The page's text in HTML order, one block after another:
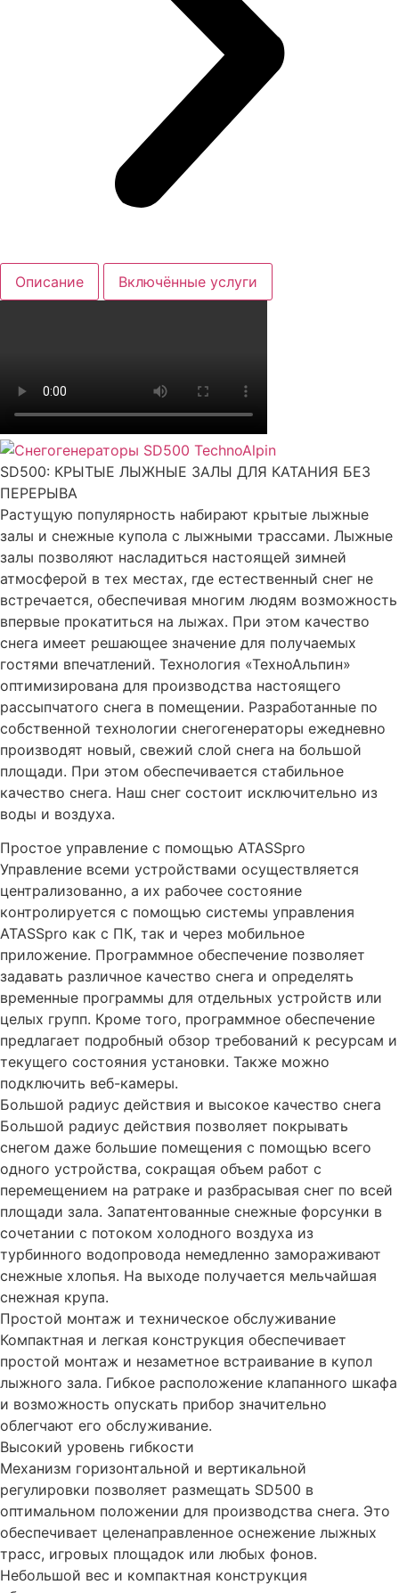
Описание Включённые услуги
SD500: КРЫТЫЕ ЛЫЖНЫЕ ЗАЛЫ ДЛЯ КАТАНИЯ БЕЗ
ПЕРЕРЫВА
Растущую популярность набирают крытые лыжные
залы и снежные купола с лыжными трассами. Лыжные
залы позволяют насладиться настоящей зимней
атмосферой в тех местах, где естественный снег не
встречается, обеспечивая многим людям возможность
впервые прокатиться на лыжах. При этом качество
снега имеет решающее значение для получаемых
гостями впечатлений. Технология «ТехноАльпин»
оптимизирована для производства настоящего
рассыпчатого снега в помещении. Разработанные по
собственной технологии снегогенераторы ежедневно
производят новый, свежий слой снега на большой
площади. При этом обеспечивается стабильное
качество снега. Наш снег состоит исключительно из
воды и воздуха.
Простое управление с помощью ATASSpro
Управление всеми устройствами осуществляется
централизованно, а их рабочее состояние
контролируется с помощью системы управления
ATASSpro как с ПК, так и через мобильное
приложение. Программное обеспечение позволяет
задавать различное качество снега и определять
временные программы для отдельных устройств или
целых групп. Кроме того, программное обеспечение
предлагает подробный обзор требований к ресурсам и
текущего состояния установки. Также можно
подключить веб-камеры.
Большой радиус действия и высокое качество снега
Большой радиус действия позволяет покрывать
снегом даже большие помещения с помощью всего
одного устройства, сокращая объем работ с
перемещением на ратраке и разбрасывая снег по всей
площади зала. Запатентованные снежные форсунки в
сочетании с потоком холодного воздуха из
турбинного водопровода немедленно замораживают
снежные хлопья. На выходе получается мельчайшая
снежная крупа.
Простой монтаж и техническое обслуживание
Компактная и легкая конструкция обеспечивает
простой монтаж и незаметное встраивание в купол
лыжного зала. Гибкое расположение клапанного шкафа
и возможность опускать прибор значительно
облегчают его обслуживание.
Высокий уровень гибкости
Механизм горизонтальной и вертикальной
регулировки позволяет размещать SD500 в
оптимальном положении для производства снега. Это
обеспечивает целенаправленное оснежение лыжных
трасс, игровых площадок или любых фонов.
Небольшой вес и компактная конструкция